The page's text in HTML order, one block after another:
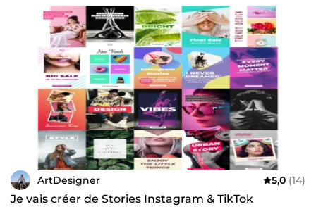
ArtDesigner 5,0 (14)
Je vais créer de Stories Instagram & TikTok